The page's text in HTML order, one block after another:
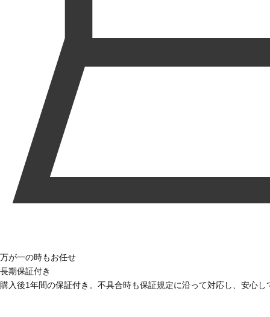
万が一の時もお任せ
長期保証付き
購入後1年間の保証付き。不具合時も保証規定に沿って対応し、安心